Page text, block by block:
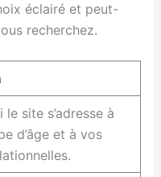
éclairé et peut-
recherchez.
site s’adresse à
d’âge et à vos